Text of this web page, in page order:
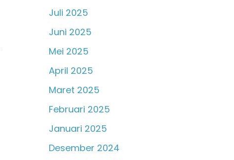
Juli 2025
Juni 2025
Mei 2025
April 2025
Maret 2025
Februari 2025
Januari 2025
Desember 2024